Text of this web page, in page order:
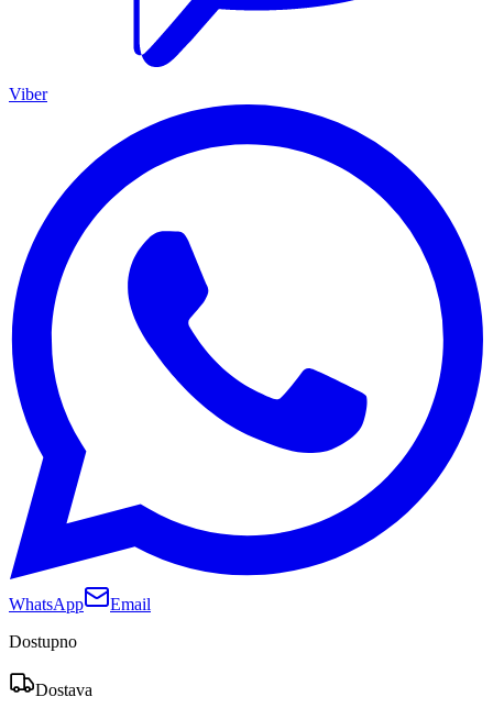
Viber
WhatsApp
Email
Dostupno
Dostava